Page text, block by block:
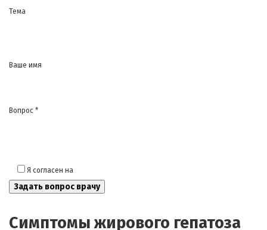
Тема
Ваше имя
Вопрос *
Я согласен на
Симптомы жирового гепатоза